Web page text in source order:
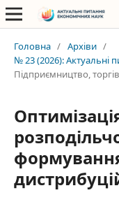
Головна / Архіви /
№ 23 (2026): Актуальні
Підприємництво,